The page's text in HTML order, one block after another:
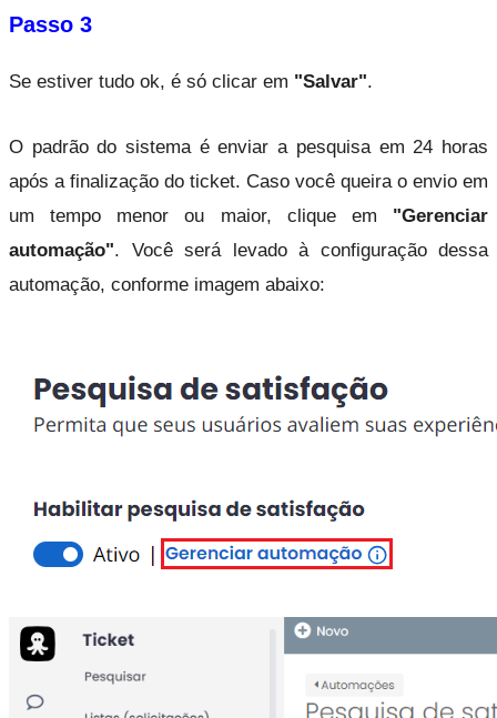
Passo 3
Se estiver tudo ok, é só clicar em "Salvar".
O padrão do sistema é enviar a pesquisa em 24 horas
após a finalização do ticket. Caso você queira o envio em
um tempo menor ou maior, clique em "Gerenciar
automação". Você será levado à configuração dessa
automação, conforme imagem abaixo: